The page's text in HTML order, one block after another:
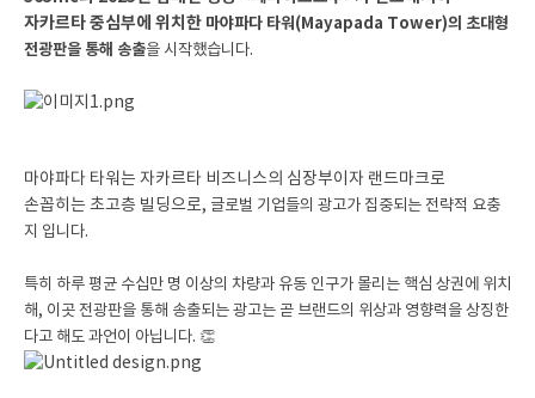
자카르타 중심부에 위치한 마야파다 타워(Mayapada Tower)의 초대형
전광판을 통해 송출을 시작했습니다.
마야파다 타워는 자카르타 비즈니스의 심장부이자 랜드마크로
손꼽히는 초고층 빌딩으로, 글로벌 기업들의 광고가 집중되는 전략적 요충
지 입니다.
특히 하루 평균 수십만 명 이상의 차량과 유동 인구가 몰리는 핵심 상권에 위치
해, 이곳 전광판을 통해 송출되는 광고는 곧 브랜드의 위상과 영향력을 상징한
다고 해도 과언이 아닙니다. 👏